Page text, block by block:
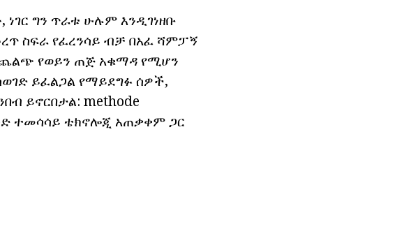
ግን ጥራቱ ሁሉም እንዲገነዘቡ
ስፍራ የፈረንሳይ ብቻ በአፈ ሻምፓኝ
የወይን ጠጅ አቁማዳ የሚሆን
ይፈልጋል የማይደግፉ ሰዎች,
ይኖርበታል: methode
ተመሳሳይ ቴክኖሎጂ አጠቃቀም ጋር